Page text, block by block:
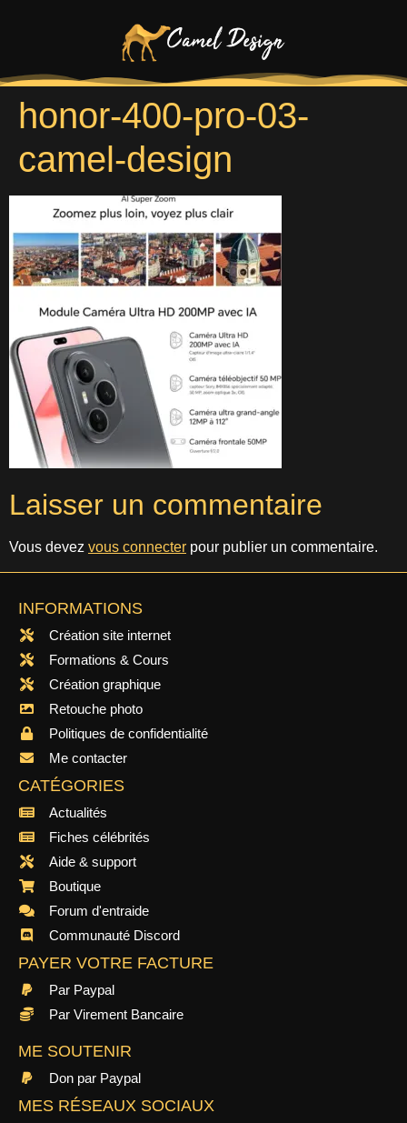
honor-400-pro-03-
camel-design
Laisser un commentaire
Vous devez vous connecter pour publier un commentaire.
INFORMATIONS
Création site internet
Formations & Cours
Création graphique
Retouche photo
Politiques de confidentialité
Me contacter
CATÉGORIES
Actualités
Fiches célébrités
Aide & support
Boutique
Forum d'entraide
Communauté Discord
PAYER VOTRE FACTURE
Par Paypal
Par Virement Bancaire
ME SOUTENIR
Don par Paypal
MES RÉSEAUX SOCIAUX